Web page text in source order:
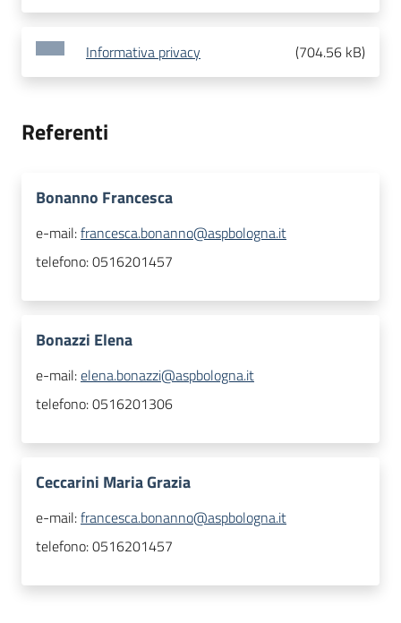
Informativa privacy (704.56 kB)
Referenti
Bonanno Francesca
e-mail:francesca.bonanno@aspbologna.it
telefono:0516201457
Bonazzi Elena
e-mail:elena.bonazzi@aspbologna.it
telefono:0516201306
Ceccarini Maria Grazia
e-mail:francesca.bonanno@aspbologna.it
telefono:0516201457